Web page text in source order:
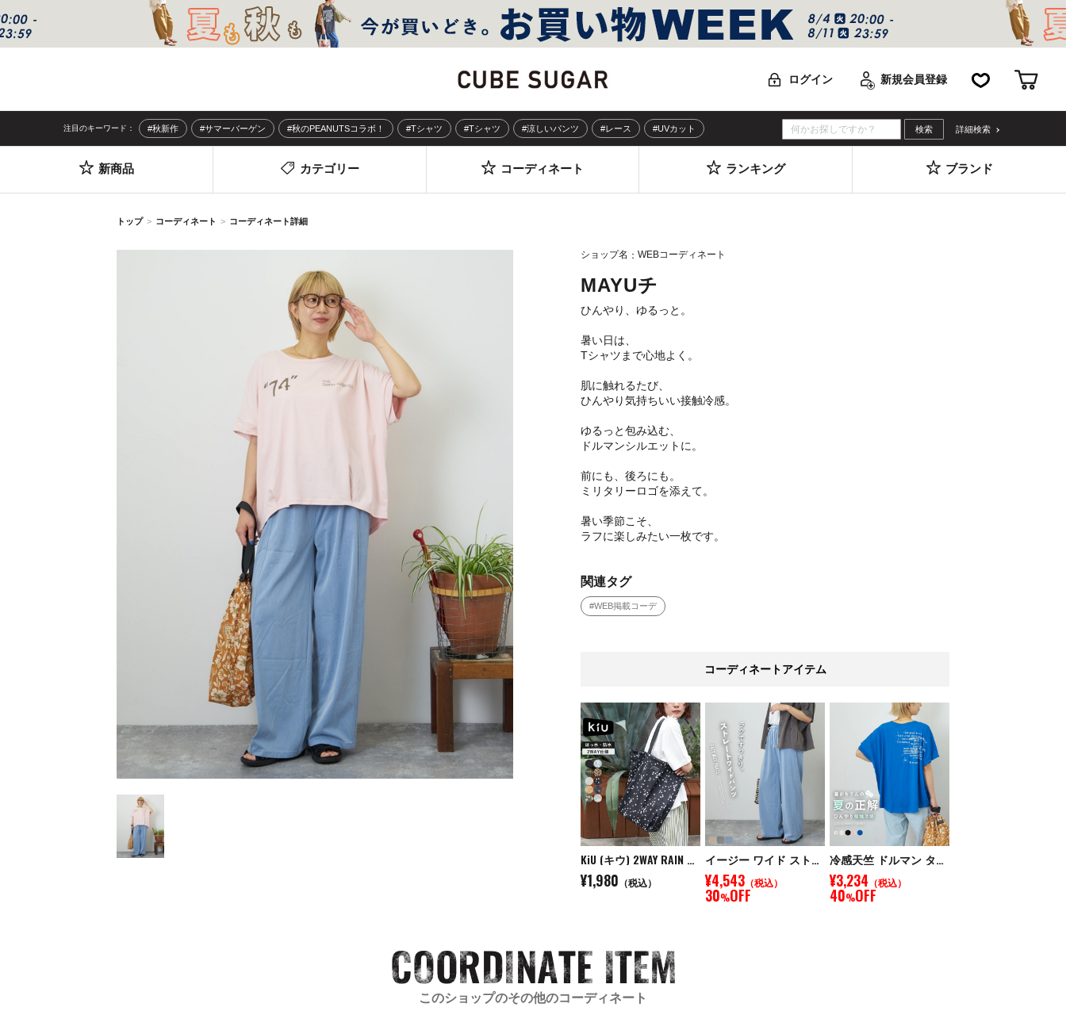
ログイン 新規会員登録 お気に入り
注目のキーワード： #秋新作 #サマーバーゲン #秋のPEANUTSコラボ！ #Tシャツ #Tシャツ #涼しいパンツ #レース #UVカット 詳細検索
新商品 カテゴリー コーディネート ランキング ブランド
トップ コーディネート コーディネート詳細
ショップ名 WEBコーディネート
MAYUチ
ひんやり、ゆるっと。
暑い日は、
Tシャツまで心地よく。
肌に触れるたび、
ひんやり気持ちいい接触冷感。
ゆるっと包み込む、
ドルマンシルエットに。
前にも、後ろにも。
ミリタリーロゴを添えて。
暑い季節こそ、
ラフに楽しみたい一枚です。
関連タグ
#WEB掲載コーデ
コーディネートアイテム
KiU (キウ) 2WAY RAIN BAG COVER ２WAYレインバッグカバー
¥1,980 （税込）
イージー ワイド ストレート パンツ
¥4,543 （税込）
30%OFF
冷感天竺 ドルマン タック入り プルオーバー Tシャツ
¥3,234 （税込）
40%OFF
このショップのその他のコーディネート